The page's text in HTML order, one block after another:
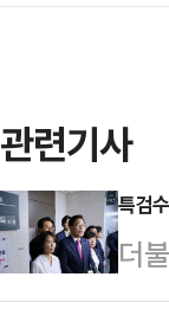
관련기사
특검
더
국